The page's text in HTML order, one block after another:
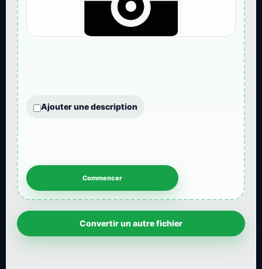
Ajouter une description
Convertir un autre fichier